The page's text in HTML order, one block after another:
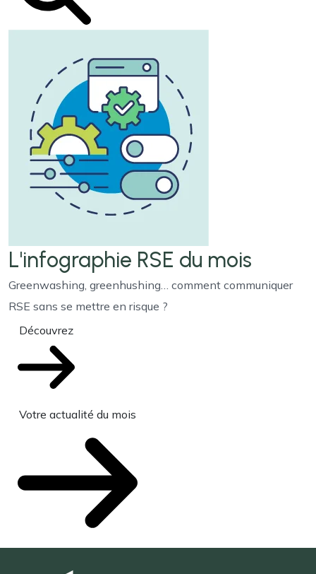
L'infographie RSE du mois
Greenwashing, greenhushing… comment communiquer
RSE sans se mettre en risque ?
Découvrez
Votre actualité du mois